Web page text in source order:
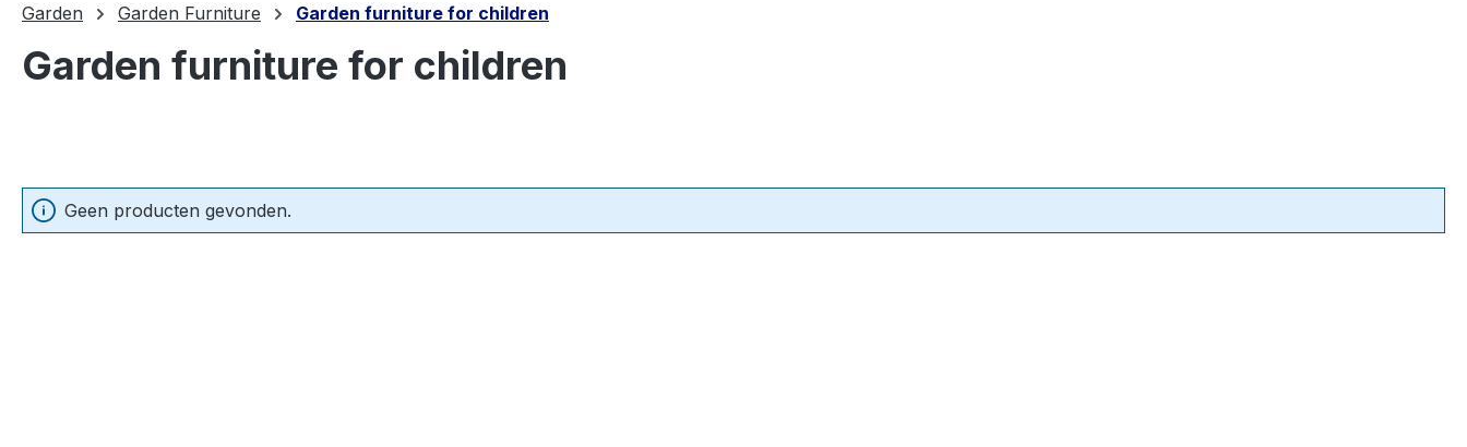
Garden Garden Furniture Garden furniture for children
Garden furniture for children
Geen producten gevonden.